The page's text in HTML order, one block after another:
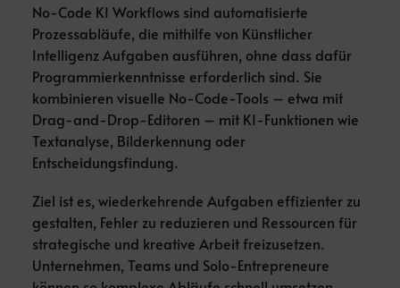
No-Code KI Workflows sind automatisierte
Prozessabläufe, die mithilfe von Künstlicher
Intelligenz Aufgaben ausführen, ohne dass dafür
Programmierkenntnisse erforderlich sind. Sie
kombinieren visuelle No-Code-Tools – etwa mit
Drag-and-Drop-Editoren – mit KI-Funktionen wie
Textanalyse, Bilderkennung oder
Entscheidungsfindung.
Ziel ist es, wiederkehrende Aufgaben effizienter zu
gestalten, Fehler zu reduzieren und Ressourcen für
strategische und kreative Arbeit freizusetzen.
Unternehmen, Teams und Solo-Entrepreneure